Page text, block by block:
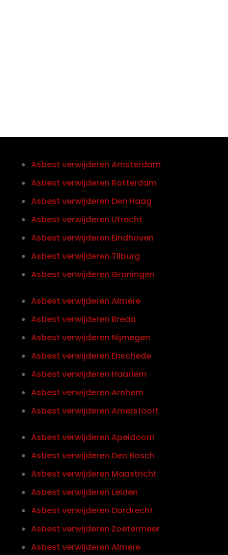
Asbest verwijderen Amsterdam
Asbest verwijderen Rotterdam
Asbest verwijderen Den Haag
Asbest verwijderen Utrecht
Asbest verwijderen Eindhoven
Asbest verwijderen Tilburg
Asbest verwijderen Groningen
Asbest verwijderen Almere
Asbest verwijderen Breda
Asbest verwijderen Nijmegen
Asbest verwijderen Enschede
Asbest verwijderen Haarlem
Asbest verwijderen Arnhem
Asbest verwijderen Amersfoort
Asbest verwijderen Apeldoorn
Asbest verwijderen Den Bosch
Asbest verwijderen Maastricht
Asbest verwijderen Leiden
Asbest verwijderen Dordrecht
Asbest verwijderen Zoetermeer
Asbest verwijderen Almere